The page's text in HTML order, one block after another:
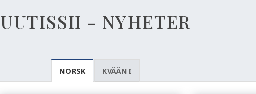
UUTISSII - NYHETER
NORSK KVÄÄNI